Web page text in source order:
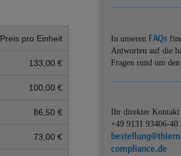
Preis pro Einheit
133,00 €
100,00 €
86,50 €
73,00 €
In unseren FAQs
Antworten auf die
Fragen rund um den
Ihr direkter Kontakt
+49 9131 93406-40
compliance.de